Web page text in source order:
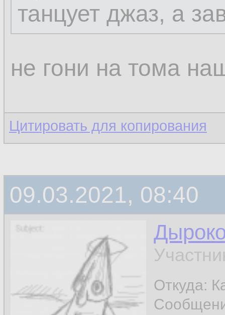
танцует джаз, а
не гони на тома
Цитировать для копирования
09.03.2021, 08:40
Откуда: